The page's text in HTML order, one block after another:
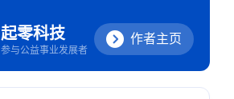
作者主页
起零科技
参与公益事业发展者